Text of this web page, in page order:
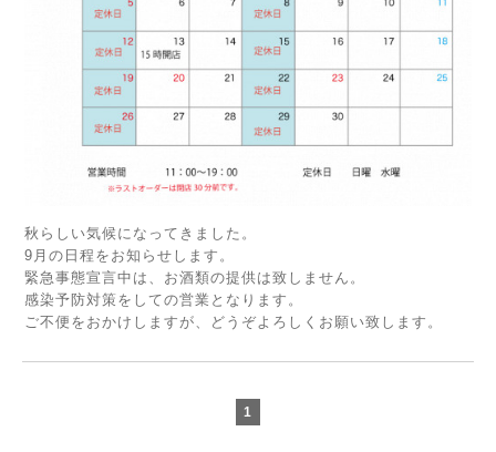
秋らしい気候になってきました。
9月の日程をお知らせします。
緊急事態宣言中は、お酒類の提供は致しません。
感染予防対策をしての営業となります。
ご不便をおかけしますが、どうぞよろしくお願い致します。
1